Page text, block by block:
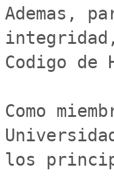
Ademas,
Codigo de
Como
los